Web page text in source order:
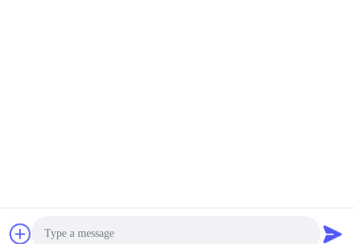
di Copyright 2020-2026 JEFFER Engineering and Technology
Co.,Ltd . Tutti i diritti riservati.